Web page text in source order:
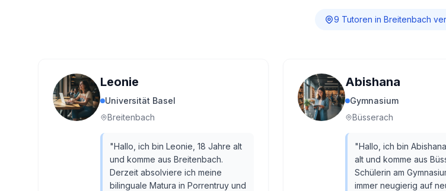
9 Tutoren in Breitenbach
Leonie
Universität Basel
Breitenbach
"Hallo, ich bin Leonie, 18 Jahre alt
und komme aus Breitenbach.
Derzeit absolviere ich meine
bilinguale Matura in Porrentruy und
Abishana
Gymnasium
Büsserach
"Hallo, ich bin
alt und komme aus
Schülerin am
immer neugierig auf